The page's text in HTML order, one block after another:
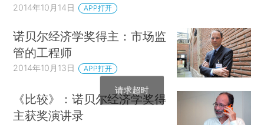
2014年10月14日 APP打开
诺贝尔经济学奖得主：市场监
管的工程师
2014年10月13日 APP打开
《比较》：诺贝尔经济学奖得
主获奖演讲录